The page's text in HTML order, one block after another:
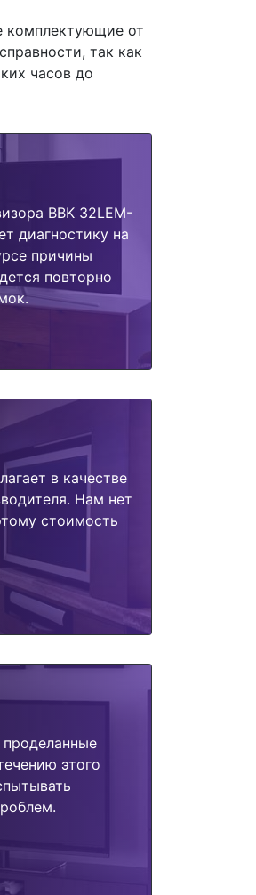
комплектующие от
так как
часов до
BBK 32LEM-
диагностику на
причины
повторно
в качестве
Нам нет
стоимость
этого